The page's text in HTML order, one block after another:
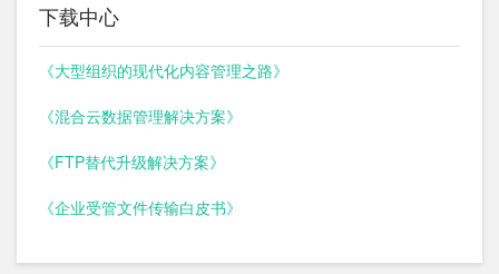
下载中心
《大型组织的现代化内容管理之路》
《混合云数据管理解决方案》
《FTP替代升级解决方案》
《企业受管文件传输白皮书》